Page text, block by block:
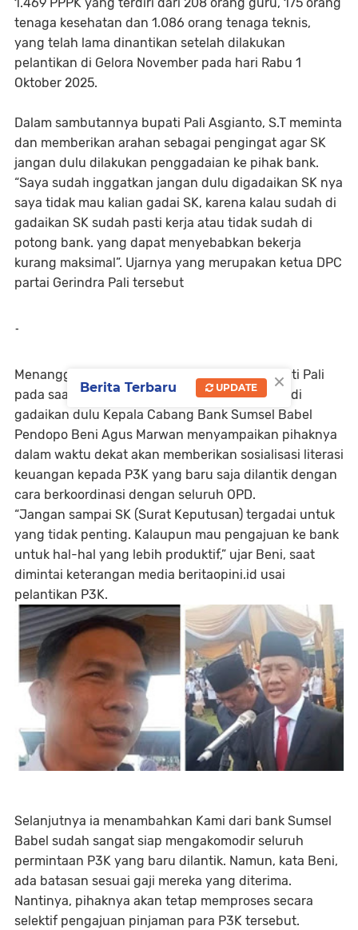
tenaga kesehatan dan 1.086 orang tenaga teknis,
yang telah lama dinantikan setelah dilakukan
pelantikan di Gelora November pada hari Rabu 1
Oktober 2025.
Dalam sambutannya bupati Pali Asgianto, S.T meminta
dan memberikan arahan sebagai pengingat agar SK
jangan dulu dilakukan penggadaian ke pihak bank.
“Saya sudah inggatkan jangan dulu digadaikan SK nya
saya tidak mau kalian gadai SK, karena kalau sudah di
gadaikan SK sudah pasti kerja atau tidak sudah di
potong bank. yang dapat menyebabkan bekerja
kurang maksimal”. Ujarnya yang merupakan ketua DPC
partai Gerindra Pali tersebut
-
Menanggapi apa yang disampaikan oleh Bupati Pali
pada saat sabutan tentang SK jangan sampai di
gadaikan dulu Kepala Cabang Bank Sumsel Babel
Pendopo Beni Agus Marwan menyampaikan pihaknya
dalam waktu dekat akan memberikan sosialisasi literasi
keuangan kepada P3K yang baru saja dilantik dengan
cara berkoordinasi dengan seluruh OPD.
“Jangan sampai SK (Surat Keputusan) tergadai untuk
yang tidak penting. Kalaupun mau pengajuan ke bank
untuk hal-hal yang lebih produktif,” ujar Beni, saat
dimintai keterangan media beritaopini.id usai
pelantikan P3K.
Selanjutnya ia menambahkan Kami dari bank Sumsel
Babel sudah sangat siap mengakomodir seluruh
permintaan P3K yang baru dilantik. Namun, kata Beni,
ada batasan sesuai gaji mereka yang diterima.
Nantinya, pihaknya akan tetap memproses secara
selektif pengajuan pinjaman para P3K tersebut.
×
Berita Terbaru UPDATE